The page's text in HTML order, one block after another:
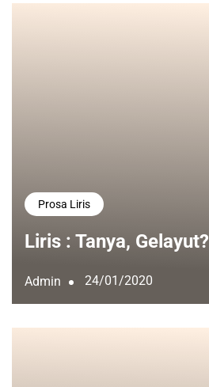
Prosa Liris
Liris : Tanya, Gelayut?
Admin 24/01/2020